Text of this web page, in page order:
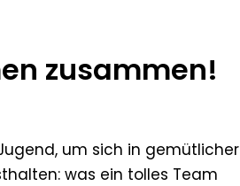
zusammen!
um sich in gemütlicher
was ein tolles Team